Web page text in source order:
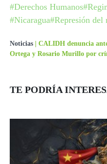
#Derechos Humanos
#Nicaragua#Represión del
Noticias
CALIDH denuncia
Ortega y Rosario Murillo por
TE PODRÍA